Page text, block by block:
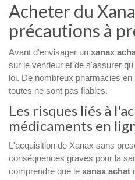
Acheter du
précautions à
Avant d'envisager un xanax
sur le vendeur et de s'assurer
loi. De nombreux pharmacies
toutes ne sont pas fiables.
Les risques liés à
médicaments en
L'acquisition de Xanax sans
conséquences graves pour la
comprendre que le xanax achat